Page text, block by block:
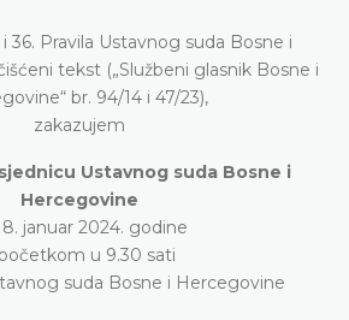
36. Pravila Ustavnog suda Bosne i
tekst („Službeni glasnik Bosne i
br. 94/14 i 47/23),
zakazujem
Ustavnog suda Bosne i
Hercegovine
januar 2024. godine
u 9.30 sati
suda Bosne i Hercegovine